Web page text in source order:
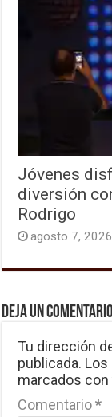
Jóvenes
diversión
Rodrigo
agosto 7, 2026
Deja un comentario
Tu dirección
publicada. Los
marcados con
Comentario*